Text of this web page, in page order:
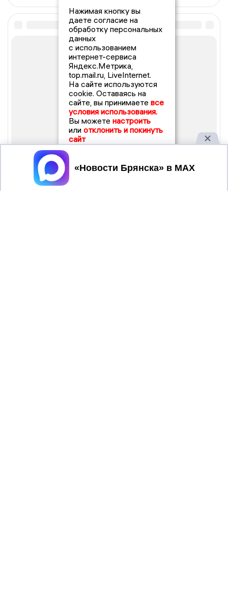
Нажимая кнопку вы
даете согласие на
обработку персональных
данных
с использованием
интернет-сервиса
Яндекс.Метрика,
top.mail.ru, LiveInternet.
На сайте используются
cookie. Оставаясь на
сайте, вы принимаете все
условия использования.
Вы можете настроить
или отклонить и покинуть
сайт
Принять